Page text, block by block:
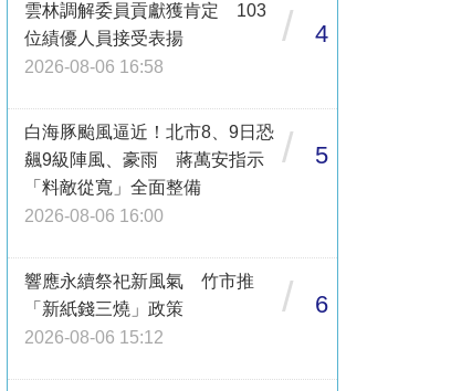
雲林調解委員貢獻獲肯定 103
位績優人員接受表揚
2026-08-06 16:58
/ 4
白海豚颱風逼近！北市8、9日恐
飆9級陣風、豪雨 蔣萬安指示
「料敵從寬」全面整備
2026-08-06 16:00
/ 5
響應永續祭祀新風氣 竹市推
「新紙錢三燒」政策
2026-08-06 15:12
/ 6